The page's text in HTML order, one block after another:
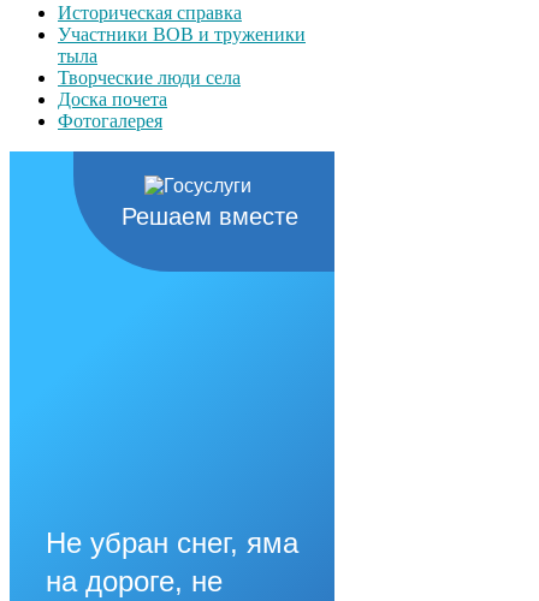
Историческая справка
Участники ВОВ и труженики
тыла
Творческие люди села
Доска почета
Фотогалерея
Решаем вместе
Не убран снег, яма
на дороге, не